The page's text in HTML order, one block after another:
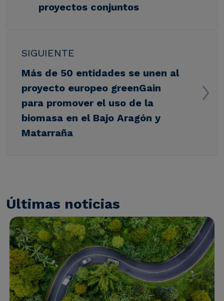
proyectos conjuntos
SIGUIENTE
Más de 50 entidades se unen al
proyecto europeo greenGain
para promover el uso de la
biomasa en el Bajo Aragón y
Matarraña
Últimas noticias